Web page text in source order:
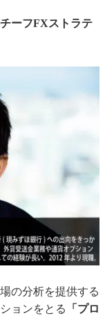
ーフFXストラテ
の分析を提供する
ョンをとる
「プロ